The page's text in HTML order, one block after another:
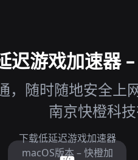
迟游戏加速器
，随时随地安全上
南京快橙科
下载低延迟游戏加速器
macOS版本 – 快橙加